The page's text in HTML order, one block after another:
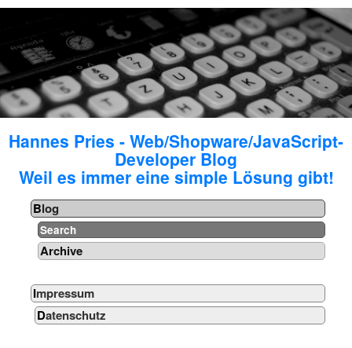
Hannes Pries - Web/Shopware/JavaScript-
Developer Blog
Weil es immer eine simple Lösung gibt!
Blog
Search
Archive
Impressum
Datenschutz